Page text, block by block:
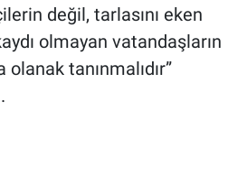
değil, tarlasını eken
olmayan vatandaşların
tanınmalıdır”